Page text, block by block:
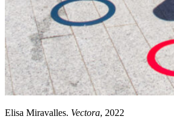
Elisa Miravalles. Vectora, 2022